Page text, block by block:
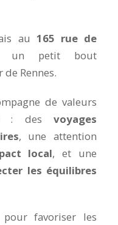
au 165 rue de
un petit bout
Rennes.
de valeurs
: des voyages
, une attention
local, et une
les équilibres
favoriser les